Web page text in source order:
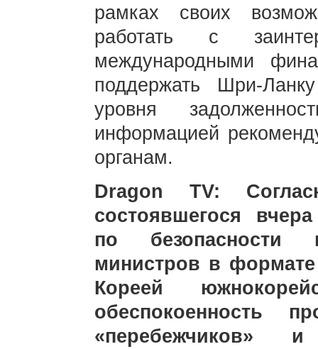
рамках своих
работать с
международными
поддержать Шри-
уровня
информацией
органам.
Dragon TV:
состоявшегося
по безопасности
министров в
Кореей
обеспокоенность